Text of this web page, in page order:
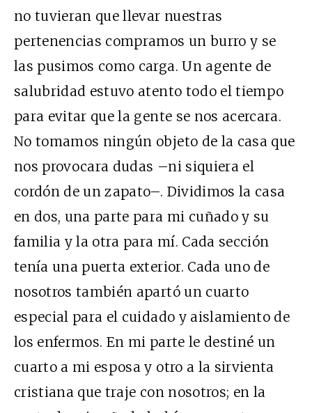
no tuvieran que llevar nuestras
pertenencias compramos un burro y se
las pusimos como carga. Un agente de
salubridad estuvo atento todo el tiempo
para evitar que la gente se nos acercara.
No tomamos ningún objeto de la casa que
nos provocara dudas –ni siquiera el
cordón de un zapato–. Dividimos la casa
en dos, una parte para mi cuñado y su
familia y la otra para mí. Cada sección
tenía una puerta exterior. Cada uno de
nosotros también apartó un cuarto
especial para el cuidado y aislamiento de
los enfermos. En mi parte le destiné un
cuarto a mi esposa y otro a la sirvienta
cristiana que traje con nosotros; en la